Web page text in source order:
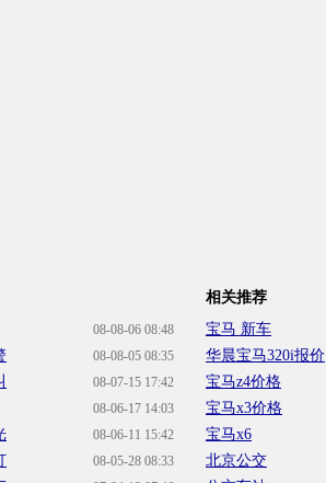
08-08-06 08:48
08-08-05 08:35
08-07-15 17:42
08-06-17 14:03
08-06-11 15:42
08-05-28 08:33
相关推荐
宝马 新车
华晨宝马320i报价
宝马z4价格
宝马x3价格
宝马x6
北京公交